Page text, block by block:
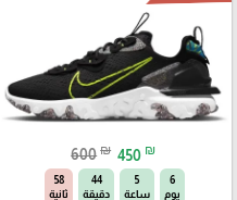
600 ₪ 450 ₪
6
يوم
5
ساعة
44
دقيقة
56
ثانية